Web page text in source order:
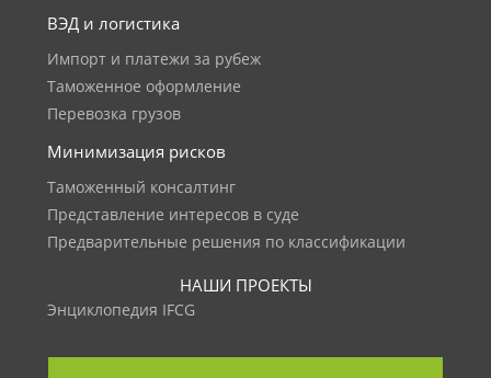
ВЭД и логистика
Импорт и платежи за рубеж
Таможенное оформление
Перевозка грузов
Минимизация рисков
Таможенный консалтинг
Представление интересов в суде
Предварительные решения по классификации
НАШИ ПРОЕКТЫ
Энциклопедия IFCG